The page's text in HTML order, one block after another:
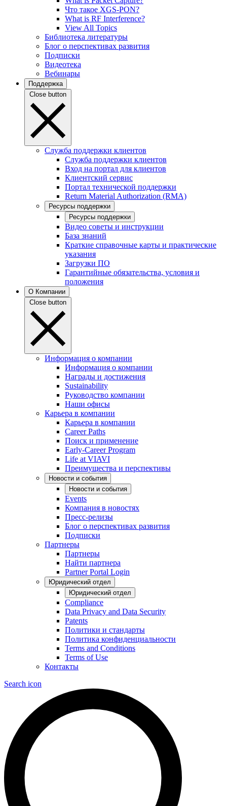
Что такое XGS-PON?
What is RF Interference?
View All Topics
Библиотека литературы
Блог о перспективах развития
Подписки
Видеотека
Вебинары
Поддержка
Close button
Служба поддержки клиентов
Служба поддержки клиентов
Вход на портал для клиентов
Клиентский сервис
Портал технической поддержки
Return Material Authorization (RMA)
Ресурсы поддержки
Ресурсы поддержки
Видео советы и инструкции
База знаний
Краткие справочные карты и практические
указания
Загрузки ПО
Гарантийные обязательства, условия и
положения
О Компании
Close button
Информация о компании
Информация о компании
Награды и достижения
Sustainability
Руководство компании
Наши офисы
Карьера в компании
Карьера в компании
Career Paths
Поиск и применение
Early-Career Program
Life at VIAVI
Преимущества и перспективы
Новости и события
Новости и события
Events
Компания в новостях
Пресс-релизы
Блог о перспективах развития
Подписки
Партнеры
Партнеры
Найти партнера
Partner Portal Login
Юридический отдел
Юридический отдел
Compliance
Data Privacy and Data Security
Patents
Политики и стандарты
Политика конфиденциальности
Terms and Conditions
Terms of Use
Контакты
Search icon